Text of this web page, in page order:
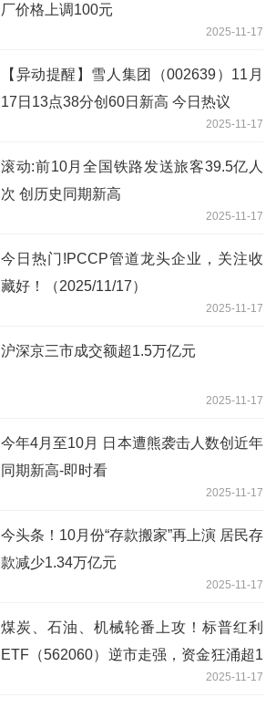
厂价格上调100元
2025-11-17
【异动提醒】雪人集团（002639）11月
17日13点38分创60日新高 今日热议
2025-11-17
滚动:前10月全国铁路发送旅客39.5亿人
次 创历史同期新高
2025-11-17
今日热门!PCCP管道龙头企业，关注收
藏好！（2025/11/17）
2025-11-17
沪深京三市成交额超1.5万亿元
2025-11-17
今年4月至10月 日本遭熊袭击人数创近年
同期新高-即时看
2025-11-17
今头条！10月份“存款搬家”再上演 居民存
款减少1.34万亿元
2025-11-17
煤炭、石油、机械轮番上攻！标普红利
ETF（562060）逆市走强，资金狂涌超1
2025-11-17